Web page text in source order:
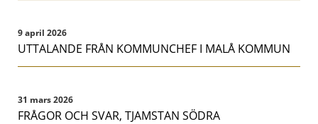
9 april 2026
UTTALANDE FRÅN KOMMUNCHEF I MALÅ KOMMUN
31 mars 2026
FRÅGOR OCH SVAR, TJAMSTAN SÖDRA